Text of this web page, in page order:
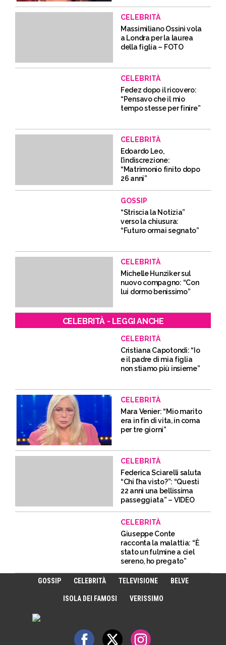
CELEBRITÀ
Massimiliano Ossini vola
a Londra per la laurea
della figlia – FOTO
CELEBRITÀ
Fedez dopo il ricovero:
“Pensavo che il mio
tempo stesse per finire”
CELEBRITÀ
Edoardo Leo,
l’indiscrezione:
“Matrimonio finito dopo
26 anni”
GOSSIP
“Striscia la Notizia”
verso la chiusura:
“Futuro ormai segnato”
CELEBRITÀ
Michelle Hunziker sul
nuovo compagno: “Con
lui dormo benissimo”
CELEBRITÀ - LEGGI ANCHE
CELEBRITÀ
Cristiana Capotondi: “Io
e il padre di mia figlia
non stiamo più insieme”
CELEBRITÀ
Mara Venier: “Mio marito
era in fin di vita, in coma
per tre giorni”
CELEBRITÀ
Federica Sciarelli saluta
“Chi l’ha visto?”: “Questi
22 anni una bellissima
passeggiata” – VIDEO
CELEBRITÀ
Giuseppe Conte
racconta la malattia: “È
stato un fulmine a ciel
sereno, ho pregato”
GOSSIP CELEBRITÀ TELEVISIONE BELVE
ISOLA DEI FAMOSI VERISSIMO